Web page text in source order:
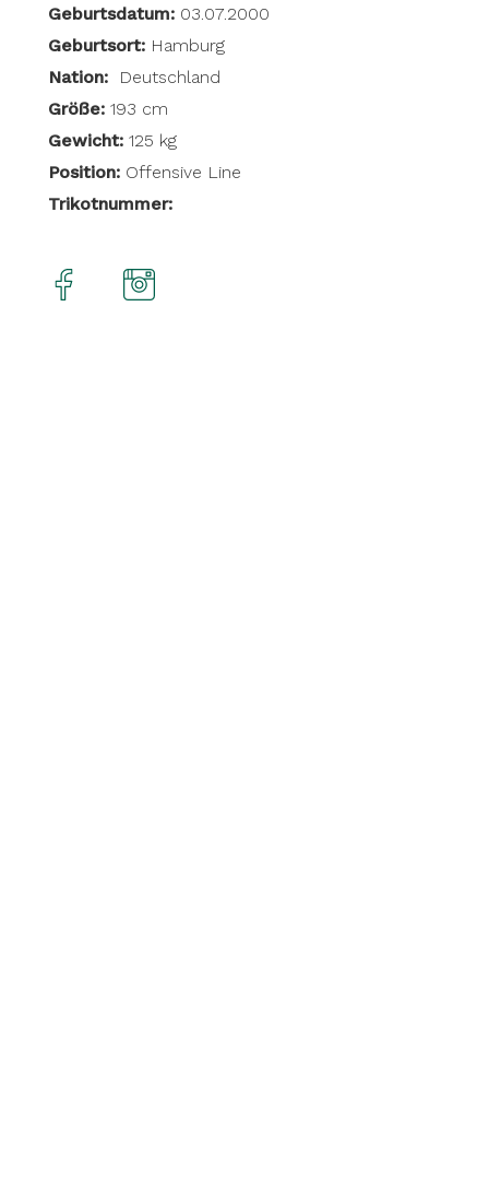
Geburtsdatum: 03.07.2000
Geburtsort: Hamburg
Nation:Deutschland
Größe:193 cm
Gewicht:125 kg
Position:Offensive Line
Trikotnummer: